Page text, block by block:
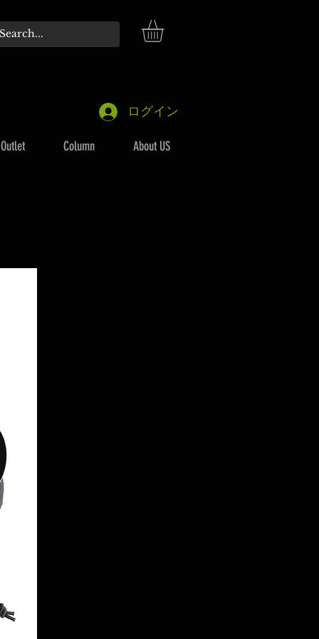
ログイン
Outlet Column About US